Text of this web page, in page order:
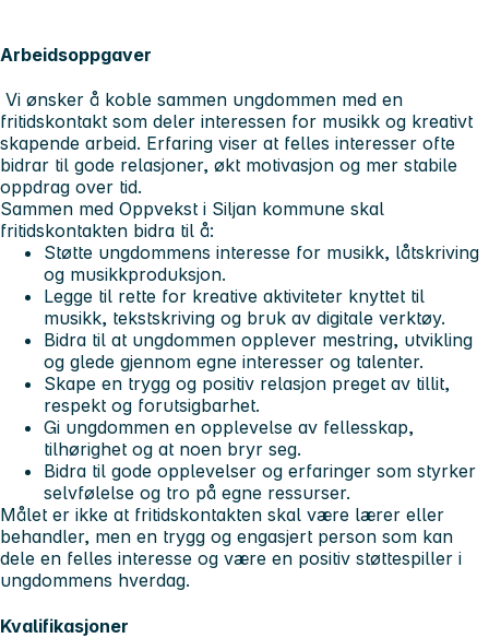
Arbeidsoppgaver
Vi ønsker å koble sammen ungdommen med en
fritidskontakt som deler interessen for musikk og kreativt
skapende arbeid. Erfaring viser at felles interesser ofte
bidrar til gode relasjoner, økt motivasjon og mer stabile
oppdrag over tid.
Sammen med Oppvekst i Siljan kommune skal
fritidskontakten bidra til å:
Støtte ungdommens interesse for musikk, låtskriving
og musikkproduksjon.
Legge til rette for kreative aktiviteter knyttet til
musikk, tekstskriving og bruk av digitale verktøy.
Bidra til at ungdommen opplever mestring, utvikling
og glede gjennom egne interesser og talenter.
Skape en trygg og positiv relasjon preget av tillit,
respekt og forutsigbarhet.
Gi ungdommen en opplevelse av fellesskap,
tilhørighet og at noen bryr seg.
Bidra til gode opplevelser og erfaringer som styrker
selvfølelse og tro på egne ressurser.
Målet er ikke at fritidskontakten skal være lærer eller
behandler, men en trygg og engasjert person som kan
dele en felles interesse og være en positiv støttespiller i
ungdommens hverdag.
Kvalifikasjoner